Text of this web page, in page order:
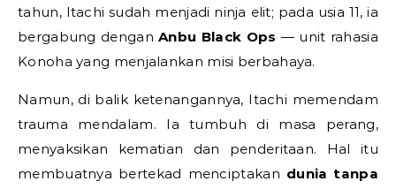
tahun, Itachi sudah menjadi ninja elit; pada usia 11, ia
bergabung denganAnbu Black Ops — unit rahasia
Konoha yang menjalankan misi berbahaya.
Namun, di balik ketenangannya, Itachi memendam
trauma mendalam. Ia tumbuh di masa perang,
menyaksikan kematian dan penderitaan. Hal itu
membuatnya bertekad menciptakan dunia tanpa